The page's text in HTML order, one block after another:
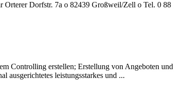
Orterer Dorfstr. 7a o 82439 Großweil/Zell o Tel. 0 88
Controlling erstellen; Erstellung von Angeboten und
ausgerichtetes leistungsstarkes und ...